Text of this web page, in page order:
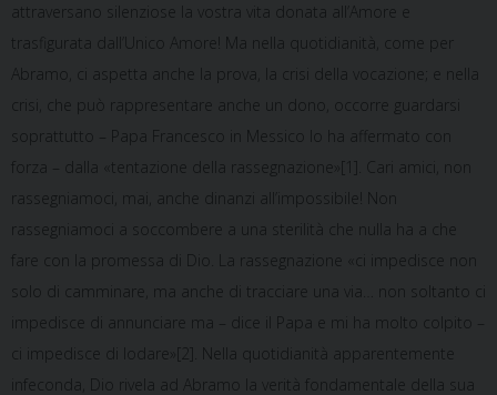
attraversano silenziose la vostra vita donata all’Amore e
trasfigurata dall’Unico Amore! Ma nella quotidianità, come per
Abramo, ci aspetta anche la prova, la crisi della vocazione; e nella
crisi, che può rappresentare anche un dono, occorre guardarsi
soprattutto – Papa Francesco in Messico lo ha affermato con
forza – dalla «tentazione della rassegnazione»[1]. Cari amici, non
rassegniamoci, mai, anche dinanzi all’impossibile! Non
rassegniamoci a soccombere a una sterilità che nulla ha a che
fare con la promessa di Dio. La rassegnazione «ci impedisce non
solo di camminare, ma anche di tracciare una via… non soltanto ci
impedisce di annunciare ma – dice il Papa e mi ha molto colpito –
ci impedisce di lodare»[2]. Nella quotidianità apparentemente
infeconda, Dio rivela ad Abramo la verità fondamentale della sua